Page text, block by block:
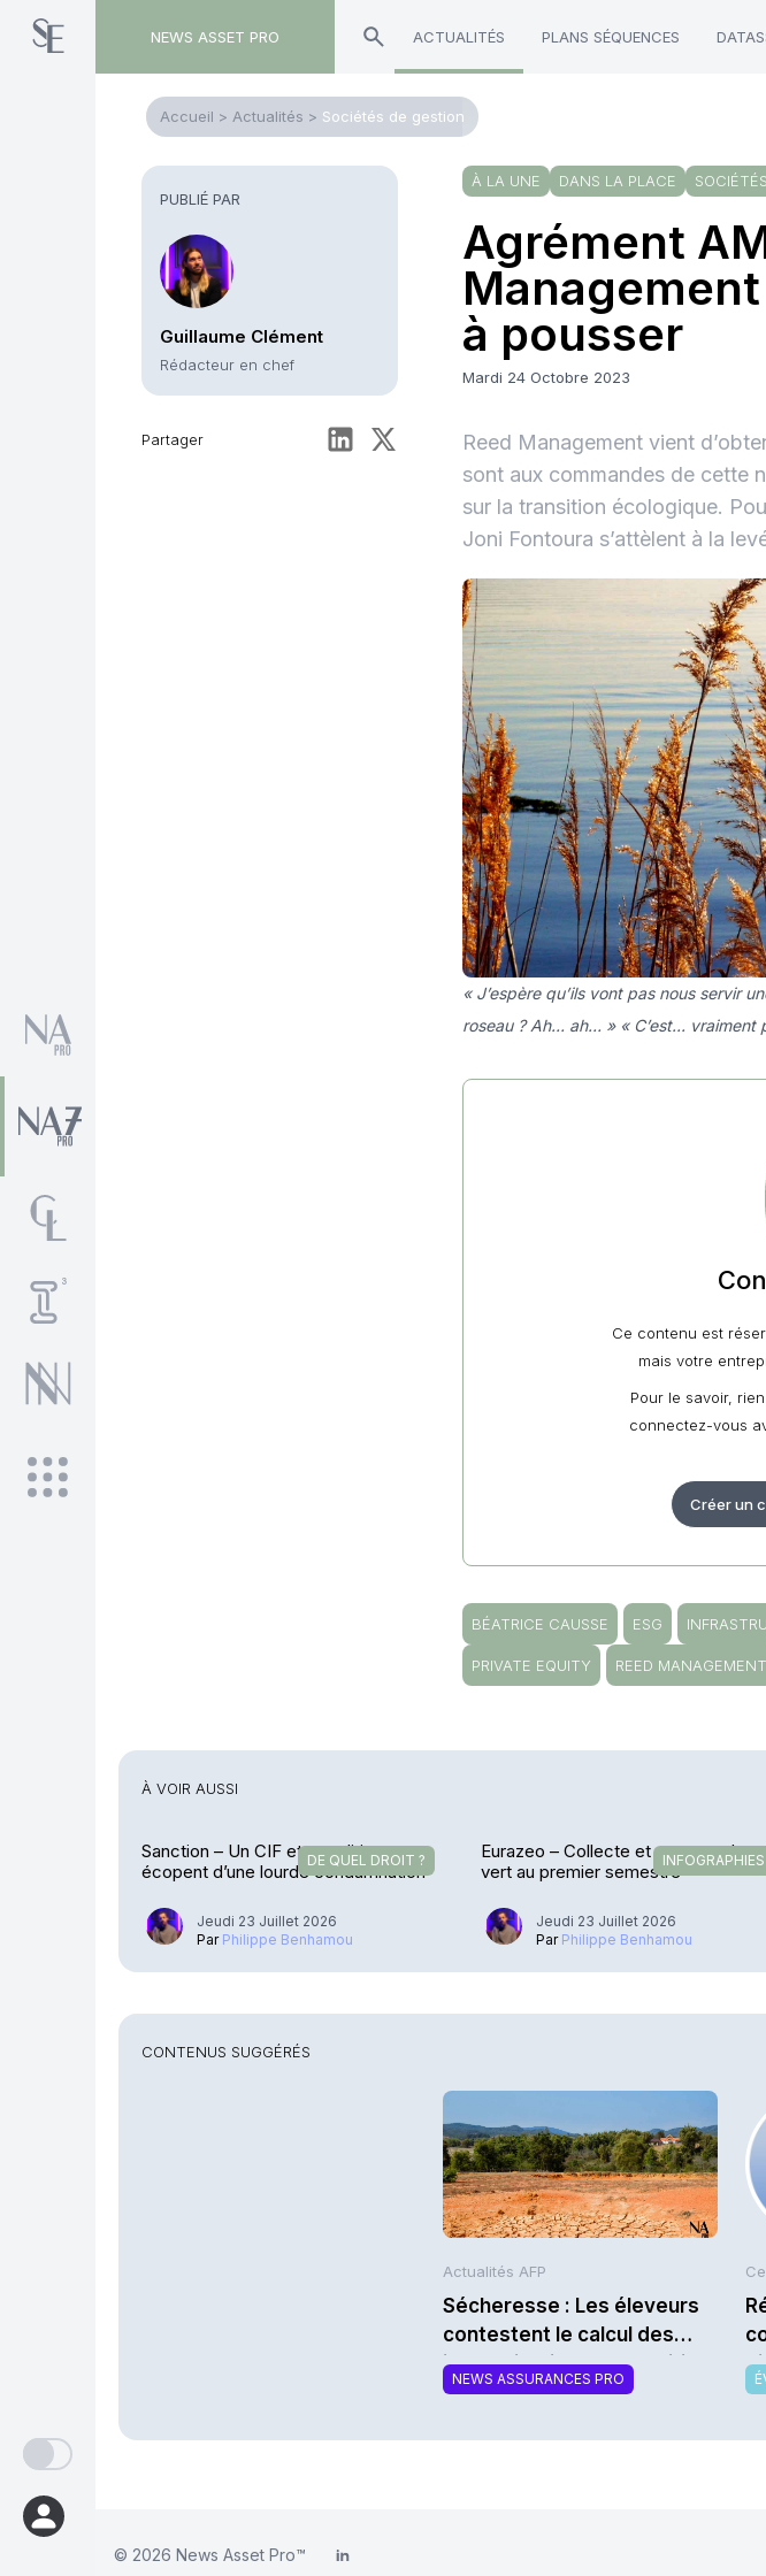
NEWS ASSET PRO ACTUALITÉS PLANS SÉQUENCES
Accueil > Actualités > Sociétés de gestion
PUBLIÉ PAR
Guillaume Clément
Rédacteur en chef
Partager
À LA UNE DANS LA PLACE
Agrément
à pousser
Mardi 24 Octobre 2023
Reed Management vient
sont aux commandes de cette
sur la transition écologique.
Joni Fontoura s’attèlent à la
« J’espère qu’ils vont pas nous servir
roseau ? Ah… ah… » « C’est... vraiment
Ce contenu est
mais votre
Pour le savoir,
connectez-vous
Créer un
BÉATRICE CAUSSE ESG
PRIVATE EQUITY REED MANAGEMENT
À VOIR AUSSI
DE QUEL DROIT ?
Sanction – Un CIF et ses dirigeants
écopent d’une lourde condamnation
Jeudi 23 Juillet 2026
Par Philippe Benhamou
INFOGRAPHIES
Eurazeo – Collecte et encours dans
vert au premier semestre
Jeudi 23 Juillet 2026
Par Philippe Benhamou
CONTENUS SUGGÉRÉS
Actualités AFP
Sécheresse : Les éleveurs
contestent le calcul des
indemnisations des prairies
NEWS ASSURANCES PRO
© 2026 News Asset Pro™ LinkedIn